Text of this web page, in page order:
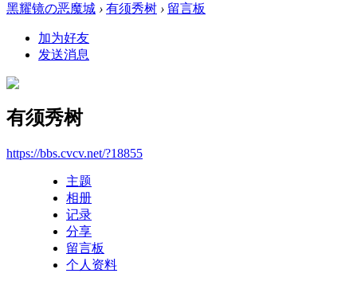
黑耀镜の恶魔城 › 有须秀树 › 留言板
加为好友
发送消息
有须秀树
https://bbs.cvcv.net/?18855
主题
相册
记录
分享
留言板
个人资料